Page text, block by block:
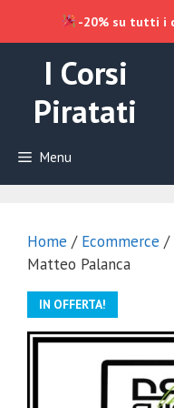
contenuto
I Corsi
Piratati
Menu
Home / Ecommerce /
Matteo Palanca
IN OFFERTA!
-20% su tutti i